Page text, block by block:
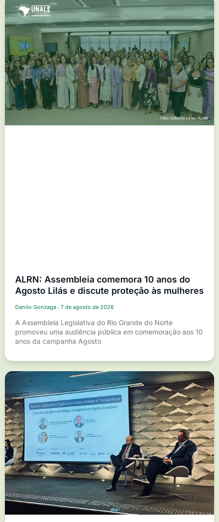
ALRN: Assembleia comemora 10 anos do
Agosto Lilás e discute proteção às mulheres
Danilo Gonzaga 7 de agosto de 2026
A Assembleia Legislativa do Rio Grande do Norte
promoveu uma audiência pública em comemoração aos 10
anos da campanha Agosto